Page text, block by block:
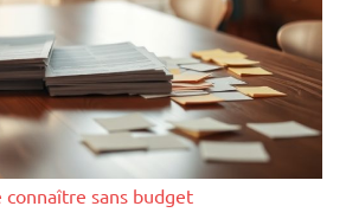
connaître sans budget